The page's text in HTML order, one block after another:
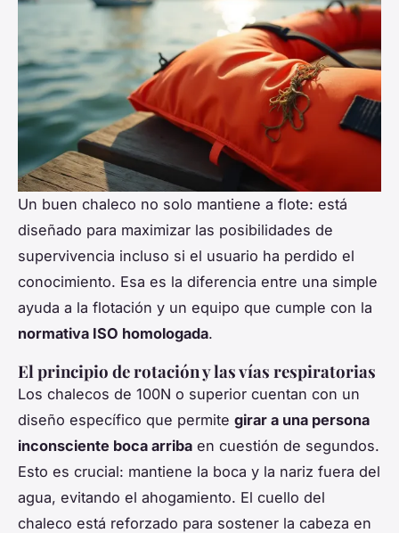
Un buen chaleco no solo mantiene a flote: está
diseñado para maximizar las posibilidades de
supervivencia incluso si el usuario ha perdido el
conocimiento. Esa es la diferencia entre una simple
ayuda a la flotación y un equipo que cumple con la
normativa ISO homologada.
El principio de rotación y las vías respiratorias
Los chalecos de 100N o superior cuentan con un
diseño específico que permite girar a una persona
inconsciente boca arriba en cuestión de segundos.
Esto es crucial: mantiene la boca y la nariz fuera del
agua, evitando el ahogamiento. El cuello del
chaleco está reforzado para sostener la cabeza en